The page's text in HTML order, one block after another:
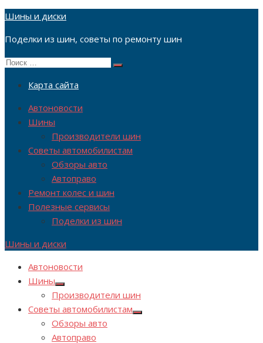
Перейти
содержимому
Шины и диски
Поделки из шин, советы по ремонту шин
Поиск
Поиск
Карта сайта
Автоновости
Шины
Производители шин
Советы автомобилистам
Обзоры авто
Автоправо
Ремонт колес и шин
Полезные сервисы
Поделки из шин
Шины и диски
Автоновости
Шины
Показывать
подменю
Производители шин
Советы автомобилистам
Показывать
Обзоры авто
Автоправо